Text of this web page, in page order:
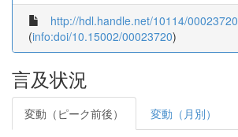
http://hdl.handle.net/10114/00023720
(info:doi/10.15002/00023720)
言及状況
変動（ピーク前後） 変動（月別）